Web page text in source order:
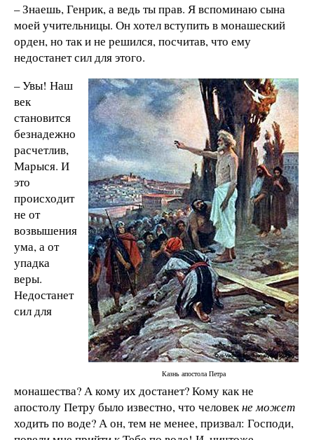
– Знаешь, Генрик, а ведь ты прав. Я вспоминаю сына
моей учительницы. Он хотел вступить в монашеский
орден, но так и не решился, посчитав, что ему
недостанет сил для этого.
Казнь апостола Петра
– Увы! Наш
век
становится
безнадежно
расчетлив,
Марыся. И
это
происходит
не от
возвышения
ума, а от
упадка
веры.
Недостанет
сил для
монашества? А кому их достанет? Кому как не
апостолу Петру было известно, что человекне может
ходить по воде? А он, тем не менее, призвал: Господи,